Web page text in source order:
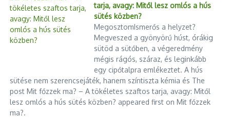
tarja, avagy: Mitől lesz omlós a hús
sütés közben?
MegosztomIsmerős a helyzet?
Megveszed a gyönyörű húst, órákig
sütöd a sütőben, a végeredmény
mégis rágós, száraz, és leginkább
egy cipőtalpra emlékeztet. A hús
sütése nem szerencsejáték, hanem színtiszta kémia és The
post Mit főzzek ma? – A tökéletes szaftos tarja, avagy: Mitől
lesz omlós a hús sütés közben? appeared first on Mit főzzek
ma?.